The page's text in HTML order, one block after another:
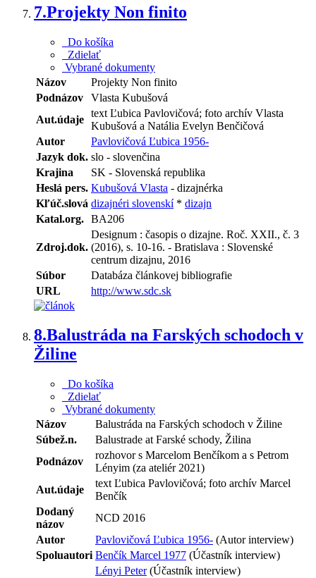
7.Projekty Non finito
Do košíka
Zdielať
Vybrané dokumenty
Názov
Projekty Non finito
Podnázov
Vlasta Kubušová
Aut.údaje
text Ľubica Pavlovičová; foto archív Vlasta
Kubušová a Natália Evelyn Benčičová
Autor
Pavlovičová Ľubica 1956-
Jazyk dok. slo - slovenčina
Krajina
SK - Slovenská republika
Heslá pers. Kubušová Vlasta - dizajnérka
Kľúč.slová dizajnéri slovenskí* dizajn
Katal.org. BA206
Zdroj.dok.
Designum : časopis o dizajne. Roč. XXII., č. 3
(2016), s. 10-16. - Bratislava : Slovenské
centrum dizajnu, 2016
Súbor
Databáza článkovej bibliografie
URL
http://www.sdc.sk
8.Balustráda na Farských schodoch v
Žiline
Do košíka
Zdielať
Vybrané dokumenty
Názov
Balustráda na Farských schodoch v Žiline
Súbež.n.
Balustrade at Farské schody, Žilina
Podnázov
rozhovor s Marcelom Benčíkom a s Petrom
Lényim (za ateliér 2021)
Aut.údaje
text Ľubica Pavlovičová; foto archív Marcel
Benčík
Dodaný
názov
NCD 2016
Autor
Pavlovičová Ľubica 1956- (Autor interview)
Spoluautori Benčík Marcel 1977 (Účastník interview)
Lényi Peter(Účastník interview)